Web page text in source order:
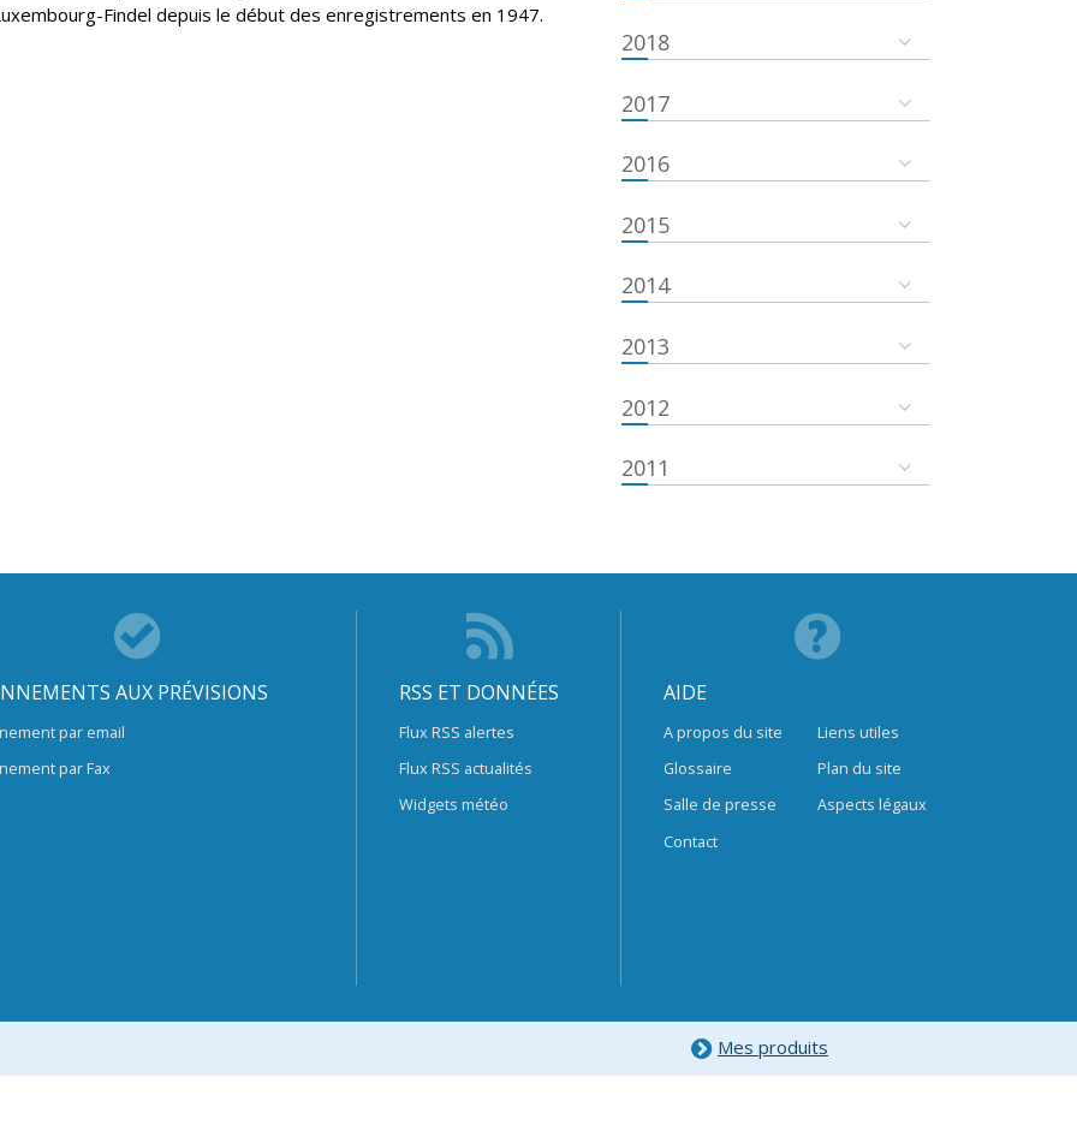
Findel depuis le début des enregistrements en 1947.
2018
2017
2016
2015
2014
2013
2012
2011
AUX PRÉVISIONS
par email
par Fax
RSS ET DONNÉES
Flux RSS alertes
Flux RSS actualités
Widgets météo
AIDE
A propos du site
Glossaire
Salle de presse
Contact
Liens utiles
Plan du site
Aspects légaux
Mes produits